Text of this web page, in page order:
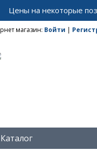
Цены на некоторые
магазин: Войти |
Каталог